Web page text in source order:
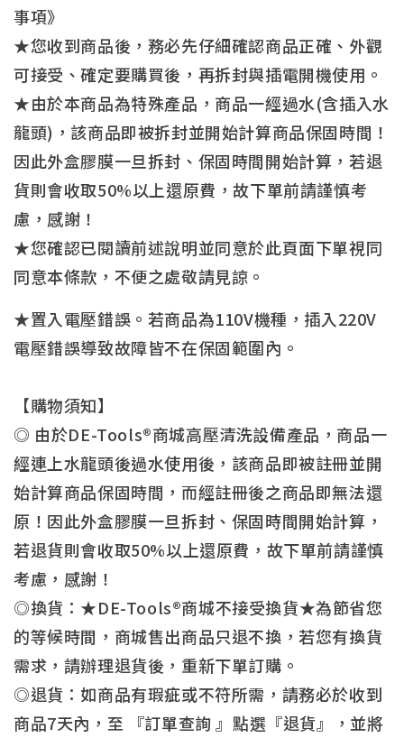
事項》
★您收到商品後，務必先仔細確認商品正確、外觀
可接受、確定要購買後，再拆封與插電開機使用。
★由於本商品為特殊產品，商品一經過水(含插入水
龍頭)，該商品即被拆封並開始計算商品保固時間！
因此外盒膠膜一旦拆封、保固時間開始計算，若退
貨則會收取50%以上還原費，故下單前請謹慎考
慮，感謝！
★您確認已閱讀前述說明並同意於此頁面下單視同
同意本條款，不便之處敬請見諒。
★置入電壓錯誤。若商品為110V機種，插入220V
電壓錯誤導致故障皆不在保固範圍內。
【購物須知】
◎ 由於DE-Tools®商城高壓清洗設備產品，商品一
經連上水龍頭後過水使用後，該商品即被註冊並開
始計算商品保固時間，而經註冊後之商品即無法還
原！因此外盒膠膜一旦拆封、保固時間開始計算，
若退貨則會收取50%以上還原費，故下單前請謹慎
考慮，感謝！
◎換貨：★DE-Tools®商城不接受換貨★為節省您
的等候時間，商城售出商品只退不換，若您有換貨
需求，請辦理退貨後，重新下單訂購。
◎退貨：如商品有瑕疵或不符所需，請務必於收到
商品7天內，至 『訂單查詢 』點選『退貨』，並將